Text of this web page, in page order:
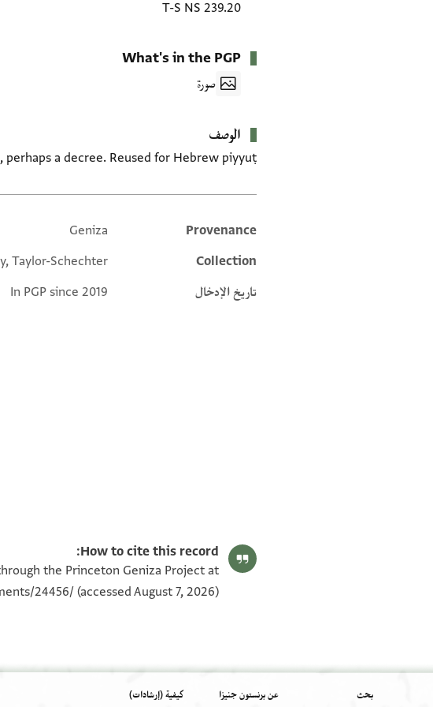
T-S NS 239.20
What's in the PGP
صورة
الوصف
a decree. Reused for Hebrew piyyuṭ
Additional metadata
Provenance
Geniza
Collection
Taylor-Schechter
تاريخ الإدخال
In PGP since 2019
How to cite this record:
the Princeton Geniza Project at
24456/ (accessed August 7, 2026).
بحث عن برنستون جنيزا كيفية (إرشادات)